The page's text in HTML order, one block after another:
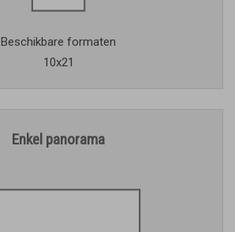
Beschikbare formaten
10x21
Enkel panorama